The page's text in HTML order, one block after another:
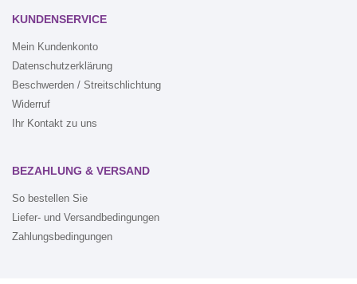
KUNDENSERVICE
Mein Kundenkonto
Datenschutzerklärung
Beschwerden / Streitschlichtung
Widerruf
Ihr Kontakt zu uns
BEZAHLUNG & VERSAND
So bestellen Sie
Liefer- und Versandbedingungen
Zahlungsbedingungen